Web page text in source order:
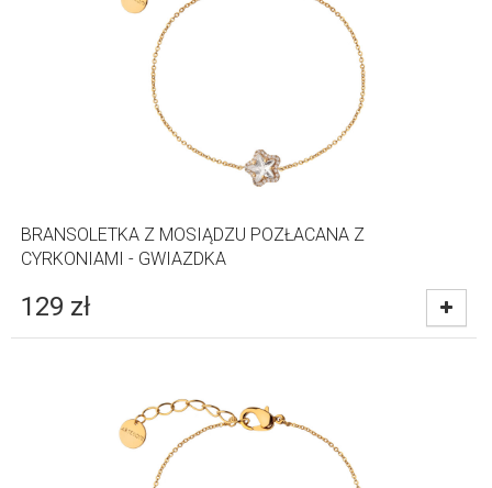
BRANSOLETKA Z MOSIĄDZU POZŁACANA Z
CYRKONIAMI - GWIAZDKA
129 zł